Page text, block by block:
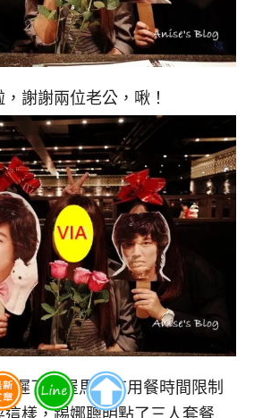
謝謝兩位老公，啾！
遲了，屋馬又有用餐時間限制
樣，踢娜聰明點了三人套餐